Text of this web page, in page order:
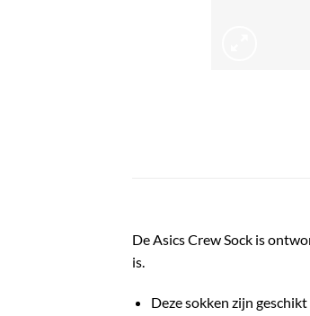
De Asics Crew Sock is
is.
Deze sokken zijn